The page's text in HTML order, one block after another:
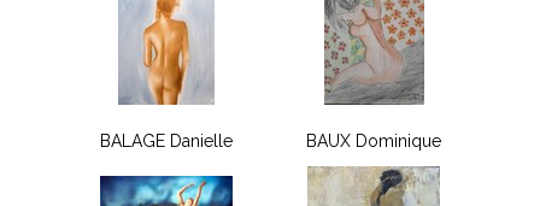
BALAGE Danielle BAUX Dominique